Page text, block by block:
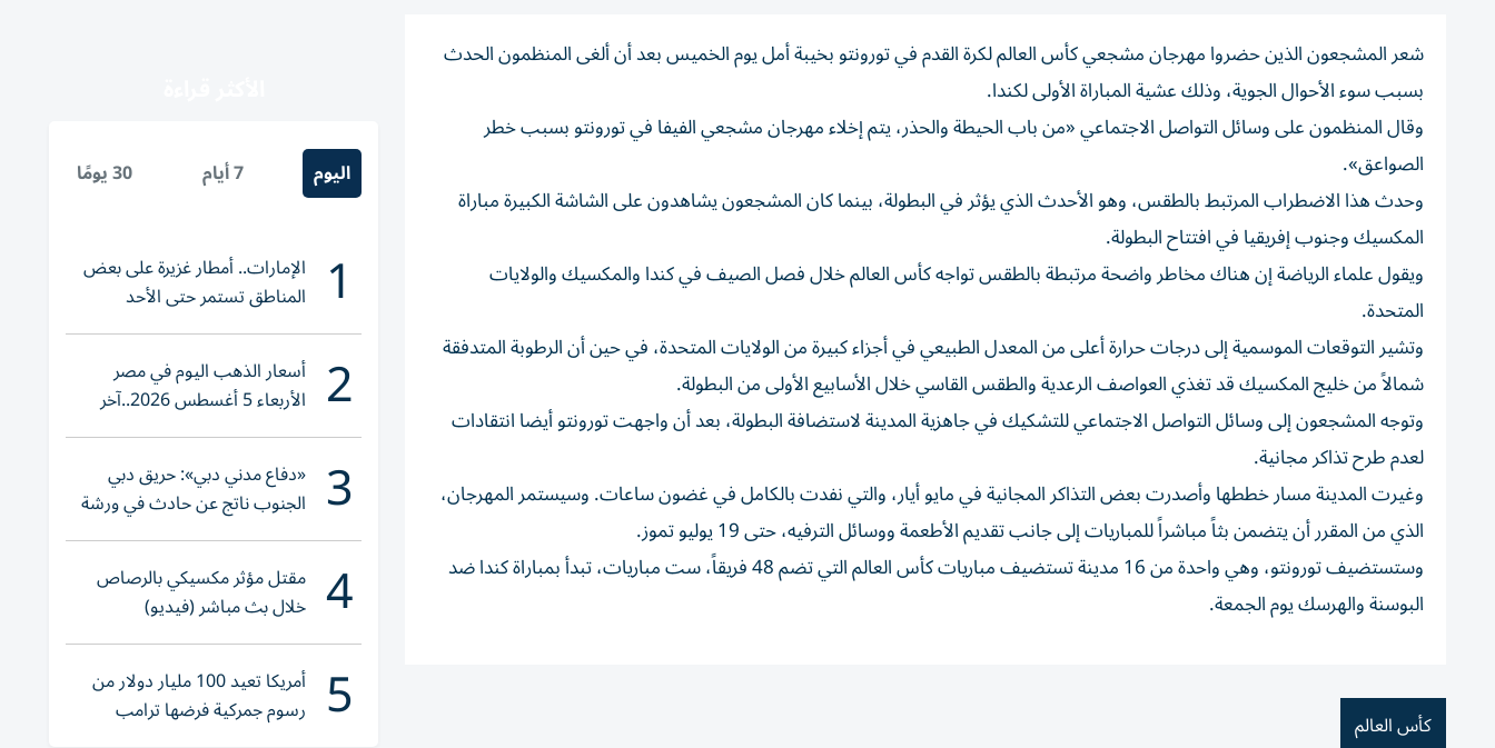
شعر المشجعون الذين حضروا مهرجان مشجعي كأس العالم ‌لكرة القدم في تورونتو بخيبة أمل يوم الخميس بعد ​أن ⁠ألغى المنظمون الحدث
بسبب سوء الأحوال الجوية، ‌وذلك عشية المباراة ‌الأولى لكندا.
وقال المنظمون على وسائل التواصل الاجتماعي «من باب الحيطة والحذر، يتم إخلاء مهرجان مشجعي الفيفا في ‌تورونتو بسبب خطر
الصواعق».
وحدث هذا الاضطراب المرتبط بالطقس، وهو ⁠الأحدث الذي يؤثر في البطولة، بينما كان المشجعون يشاهدون على الشاشة الكبيرة مباراة
المكسيك وجنوب إفريقيا في افتتاح البطولة.
ويقول علماء الرياضة إن هناك مخاطر واضحة مرتبطة بالطقس تواجه كأس العالم خلال فصل الصيف ​في كندا والمكسيك والولايات
المتحدة.
وتشير التوقعات الموسمية إلى ‌درجات حرارة أعلى من المعدل الطبيعي في أجزاء كبيرة من الولايات المتحدة، في حين أن الرطوبة المتدفقة
⁠شمالاً من خليج المكسيك قد تغذي العواصف الرعدية والطقس القاسي خلال الأسابيع الأولى من البطولة.
وتوجه المشجعون إلى ​وسائل التواصل ‌الاجتماعي للتشكيك في جاهزية المدينة لاستضافة البطولة، بعد ‌أن واجهت تورونتو أيضا انتقادات
لعدم طرح تذاكر مجانية.
وغيرت المدينة مسار خططها وأصدرت بعض التذاكر المجانية في ‌مايو أيار، والتي ‌نفدت بالكامل في غضون ⁠ساعات. وسيستمر المهرجان،
الذي من المقرر أن ‌يتضمن بثاً مباشراً للمباريات إلى جانب تقديم الأطعمة ووسائل الترفيه، حتى 19 يوليو تموز.
وستستضيف ⁠تورونتو، وهي واحدة من 16 مدينة ​تستضيف مباريات كأس العالم التي تضم 48 فريقاً، ست مباريات، تبدأ بمباراة كندا ضد
البوسنة والهرسك ⁠يوم الجمعة.
كأس العالم
اليوم 7 أيام 30 يومًا
1 الإمارات.. أمطار غزيرة على بعض
المناطق تستمر حتى الأحد
2 أسعار الذهب اليوم في مصر
الأربعاء 5 أغسطس 2026..آخر
تحديث لعيار 21
3 «دفاع مدني دبي»: حريق دبي
الجنوب ناتج عن حادث في ورشة
ولا إصابات
4 مقتل مؤثر مكسيكي بالرصاص
خلال بث مباشر (فيديو)
5 أمريكا تعيد 100 مليار دولار من
رسوم جمركية فرضها ترامب